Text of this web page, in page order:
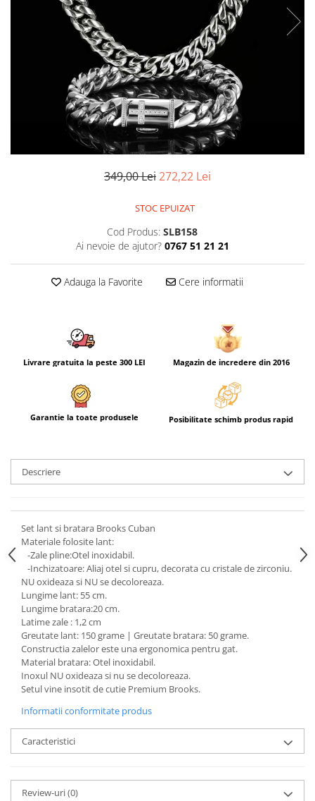
CEASURI DAMA
349,00 Lei272,22 Lei
STOC EPUIZAT
Cod Produs: SLB158
Ai nevoie de ajutor? 0767 51 21 21
Adauga la Favorite Cere informatii
Livrare gratuita la peste 300 LEI Magazin de incredere din 2016
Garantie la toate produsele Posibilitate schimb produs rapid
Descriere
Set lant si bratara Brooks Cuban
Materiale folosite lant:
-Zale pline:Otel inoxidabil.
-Inchizatoare: Aliaj otel si cupru, decorata cu cristale de zirconiu.
NU oxideaza si NU se decoloreaza.
Lungime lant: 55 cm.
Lungime bratara:20 cm.
Latime zale : 1,2 cm
Greutate lant: 150 grame | Greutate bratara: 50 grame.
Constructia zalelor este una ergonomica pentru gat.
Material bratara: Otel inoxidabil.
Inoxul NU oxideaza si nu se decoloreaza.
Setul vine insotit de cutie Premium Brooks.
Informatii conformitate produs
Caracteristici
Review-uri(0)